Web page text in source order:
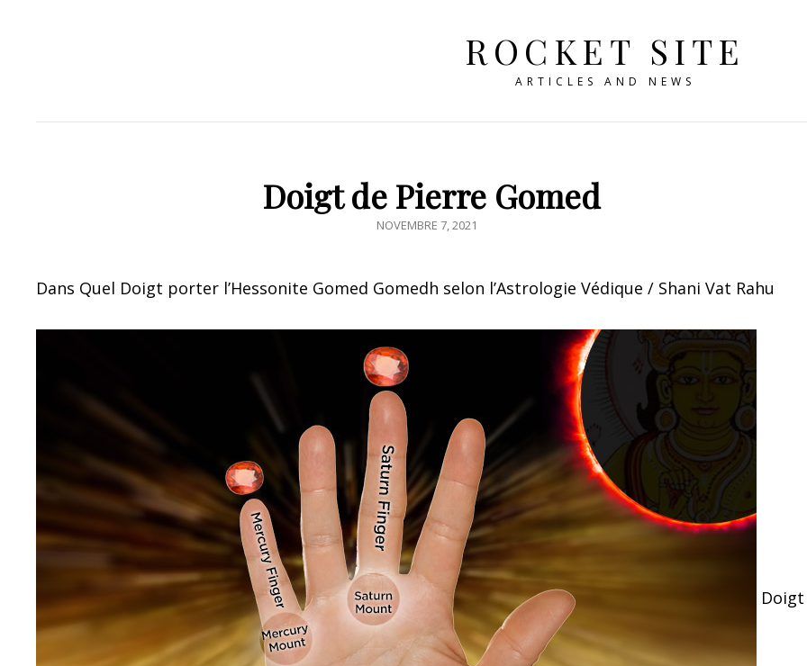
ROCKET SITE
ARTICLES AND NEWS
Doigt de Pierre Gomed
POSTED
NOVEMBRE 7, 2021
Dans Quel Doigt porter l’Hessonite Gomed Gomedh selon l’Astrologie Védique / Shani Vat Rahu
Doigt